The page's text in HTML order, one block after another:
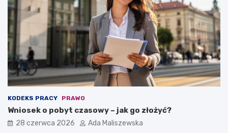
KODEKS PRACY PRAWO
Wniosek o pobyt czasowy – jak go złożyć?
28 czerwca 2026 Ada Maliszewska